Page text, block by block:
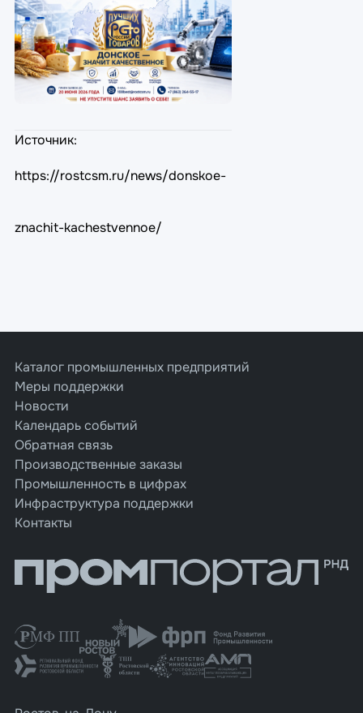
Источник:
https://rostcsm.ru/news/donskoe-
znachit-kachestvennoe/
Каталог промышленных предприятий
Меры поддержки
Новости
Календарь событий
Обратная связь
Производственные заказы
Промышленность в цифрах
Инфраструктура поддержки
Контакты